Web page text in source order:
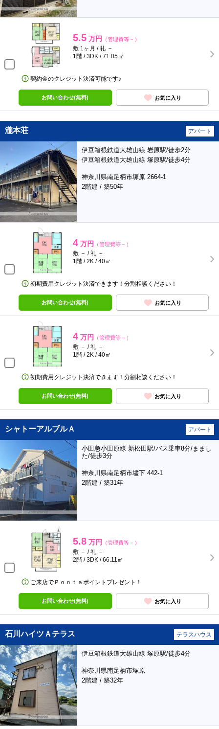
5.5 万円 （管理費等－）
敷 1ヶ月 / 礼 －
1階 / 3DK / 71.05㎡
契約金のクレジット決済可能です♪
お問い合わせ(無料) お気に入り
瀧本荘 アパート
伊豆箱根鉄道大雄山線 岩原駅/徒歩2分
伊豆箱根鉄道大雄山線 塚原駅/徒歩4分
神奈川県南足柄市塚原 2664-1
2階建 / 築50年
4 万円 （管理費等－）
敷 － / 礼 －
1階 / 2K / 40㎡
初期費用クレジット決済できます！分割相談ください！
お問い合わせ(無料) お気に入り
4 万円 （管理費等－）
敷 － / 礼 －
1階 / 2K / 40㎡
初期費用クレジット決済できます！分割相談ください！
お問い合わせ(無料) お気に入り
シャトーアルブルＡ アパート
小田急小田原線 新松田駅/バス乗車8分/ままし
た/徒歩3分
神奈川県南足柄市壗下 442-1
2階建 / 築31年
5.8 万円 （管理費等－）
敷 － / 礼 －
2階 / 3DK / 66.11㎡
ご来店でＰｏｎｔａポイントプレゼント！
お問い合わせ(無料) お気に入り
石川ハイツＡテラス テラスハウス
伊豆箱根鉄道大雄山線 塚原駅/徒歩4分
神奈川県南足柄市塚原
2階建 / 築32年